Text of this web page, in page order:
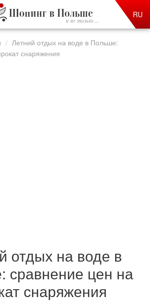
Шопинг в Польше
и не только ...
RU
Летний отдых на воде в Польше:
снаряжения
отдых на воде в
сравнение цен на
снаряжения